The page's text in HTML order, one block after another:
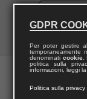
GDPR
Per poter gestire
temporaneamente
denominati cookie.
politica sulla
informazioni, leggi
Politica sulla